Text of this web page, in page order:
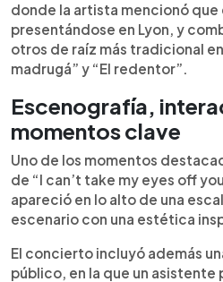
donde la artista mencionó que
presentándose en Lyon, y
otros de raíz más tradicional
madrugá” y “El redentor”.
Escenografía,
momentos clave
Uno de los momentos
de “I can’t take my eyes off
apareció en lo alto de una
escenario con una estética
El concierto incluyó además
público, en la que un asistente